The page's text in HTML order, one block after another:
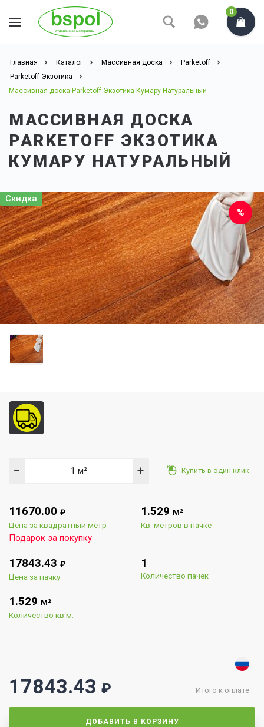
0
Главная Каталог Массивная доска
Parketoff
Parketoff Экзотика
Массивная доска Parketoff Экзотика Кумару Натуральный
МАССИВНАЯ ДОСКА
PARKETOFF ЭКЗОТИКА
КУМАРУ НАТУРАЛЬНЫЙ
Скидка
Купить в один клик
− +
11670.00 ₽
Цена за квадратный метр
Подарок за покупку
1.529 М²
Кв. метров в пачке
17843.43 ₽
Цена за пачку
1
Количество пачек
1.529 М²
Количество кв.м.
Итого к оплате
17843.43 ₽
ДОБАВИТЬ В КОРЗИНУ